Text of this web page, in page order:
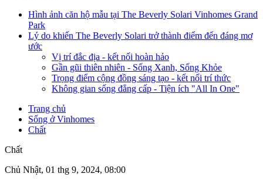
Hình ảnh căn hộ mẫu tại The Beverly Solari Vinhomes Grand
Park
Lý do khiến The Beverly Solari trở thành điểm đến đáng mơ
ước
Vị trí đắc địa - kết nối hoàn hảo
Gần gũi thiên nhiên - Sống Xanh, Sống Khỏe
Trọng điểm cộng đồng sáng tạo - kết nối trí thức
Không gian sống đẳng cấp - Tiện ích "All In One"
Trang chủ
Sống ở Vinhomes
Chất
Chất
Chủ Nhật, 01 thg 9, 2024, 08:00